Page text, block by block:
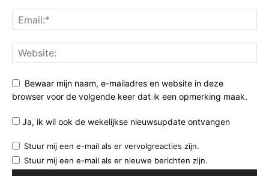
Bewaar mijn naam, e-mailadres en website in deze
browser voor de volgende keer dat ik een opmerking maak.
Ja, ik wil ook de wekelijkse nieuwsupdate ontvangen
Stuur mij een e-mail als er vervolgreacties zijn.
Stuur mij een e-mail als er nieuwe berichten zijn.